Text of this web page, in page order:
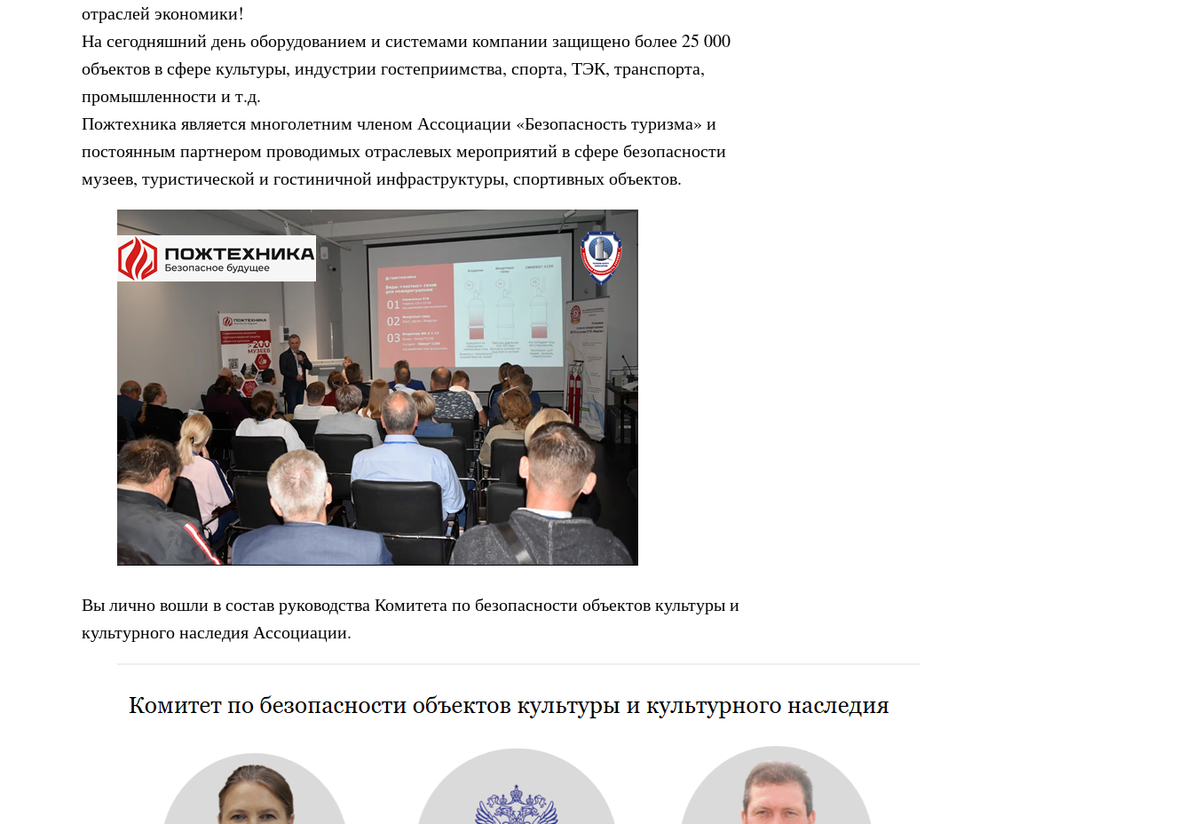
отраслей экономики!
На сегодняшний день оборудованием и системами компании защищено более 25 000
объектов в сфере культуры, индустрии гостеприимства, спорта, ТЭК, транспорта,
промышленности и т.д.
Пожтехника является многолетним членом Ассоциации «Безопасность туризма» и
постоянным партнером проводимых отраслевых мероприятий в сфере безопасности
музеев, туристической и гостиничной инфраструктуры, спортивных объектов.
Вы лично вошли в состав руководства Комитета по безопасности объектов культуры и
культурного наследия Ассоциации.